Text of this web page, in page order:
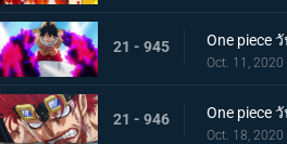
21 - 945
Oct. 11, 2020
21 - 946
Oct. 18, 2020